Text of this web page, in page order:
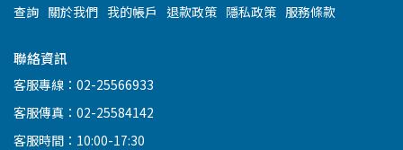
查詢 關於我們 我的帳戶 退款政策 隱私政策 服務條款
聯絡資訊
客服專線：02-25566933
客服傳真：02-25584142
客服時間：10:00-17:30